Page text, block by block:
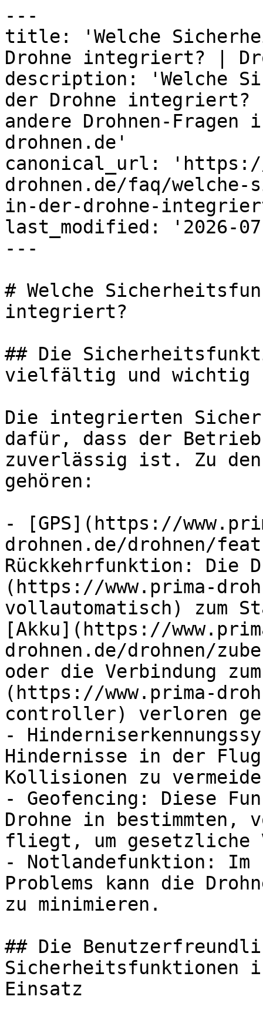
---
title: 'Welche
Drohne integriert? |
description: 'Welche
der Drohne integriert?
andere Drohnen-
drohnen.de'
canonical_url: 'https://
drohnen.de/faq/
in-der-drohne-
last_modified: '2026-
---
# Welche
integriert?
## Die
vielfältig und wichtig
Die integrierten
dafür, dass der
zuverlässig ist. Zu
gehören:
- [GPS](https://
drohnen.de/drohnen/
Rückkehrfunktion: Die
(https://www.prima-
vollautomatisch) zum
[Akku](https://
drohnen.de/drohnen/
oder die Verbindung
(https://www.prima-
controller) verloren
-
Hindernisse in der
Kollisionen zu
- Geofencing: Diese
Drohne in bestimmten,
fliegt, um gesetzliche
- Notlandefunktion:
Problems kann die
zu minimieren.
## Die
Sicherheitsfunktionen
Einsatz